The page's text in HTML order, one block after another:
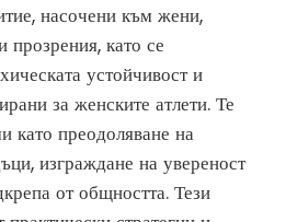
насочени към жени,
прозрения, като се
устойчивост и
за женските атлети. Те
като преодоляване на
изграждане на увереност
от общността. Тези